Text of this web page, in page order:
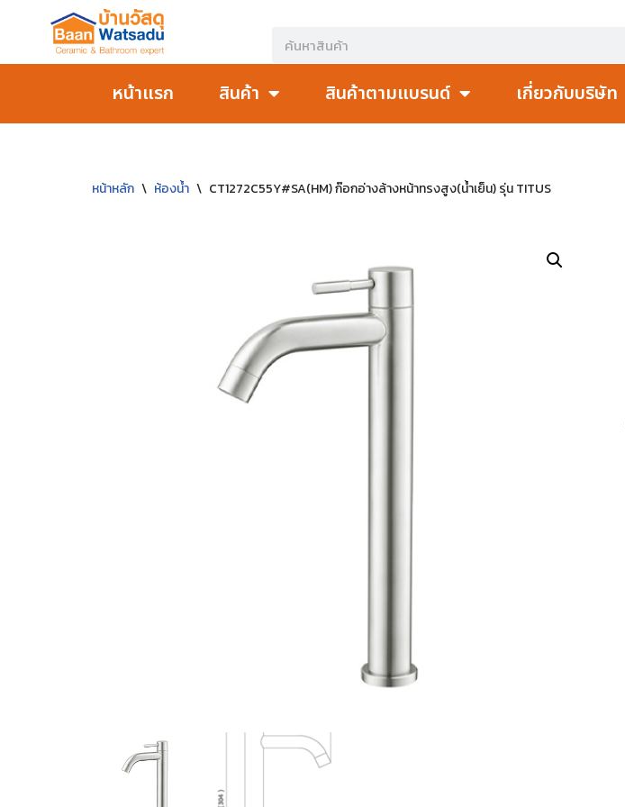
หน้าแรก สินค้า สินค้าตามแบรนด์ เกี่ยวกับบริษัท
หน้าหลัก \ ห้องน้ำ \ CT1272C55Y#SA(HM) ก๊อกอ่างล้างหน้าทรงสูง(น้ำเย็น) รุ่น TITUS